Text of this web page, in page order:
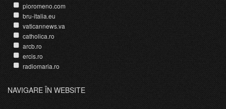
pioromeno.com
bru-italia.eu
vaticannews.va
catholica.ro
arcb.ro
ercis.ro
radiomaria.ro
NAVIGARE ÎN WEBSITE